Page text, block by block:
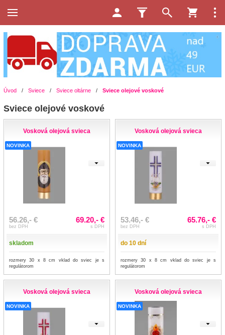
Úvod / Sviece / Sviece oltárne / Sviece olejové voskové
Sviece olejové voskové
Vosková olejová svieca
NOVINKA
56.26,- €
bez DPH
69.20,- €
s DPH
skladom
rozmery 30 x 8 cm vklad do sviec je s
regulátorom
Vosková olejová svieca
NOVINKA
53.46,- €
bez DPH
65.76,- €
s DPH
do 10 dní
rozmery 30 x 8 cm vklad do sviec je s
regulátorom
Vosková olejová svieca
NOVINKA
Vosková olejová svieca
NOVINKA